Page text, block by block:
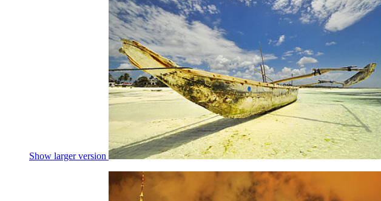
Show larger version